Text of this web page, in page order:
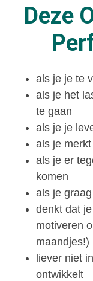
Deze
als je je te
als je het
te gaan
als je je
als je
als je er
komen
als je
denkt dat
motiveren
maandjes!)
liever niet
ontwikkelt